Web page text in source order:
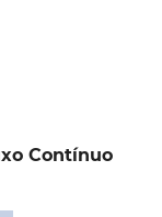
Contínuo